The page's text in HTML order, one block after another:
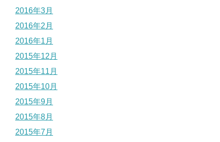
2016年3月
2016年2月
2016年1月
2015年12月
2015年11月
2015年10月
2015年9月
2015年8月
2015年7月